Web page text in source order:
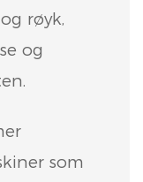
røyk,
og
som